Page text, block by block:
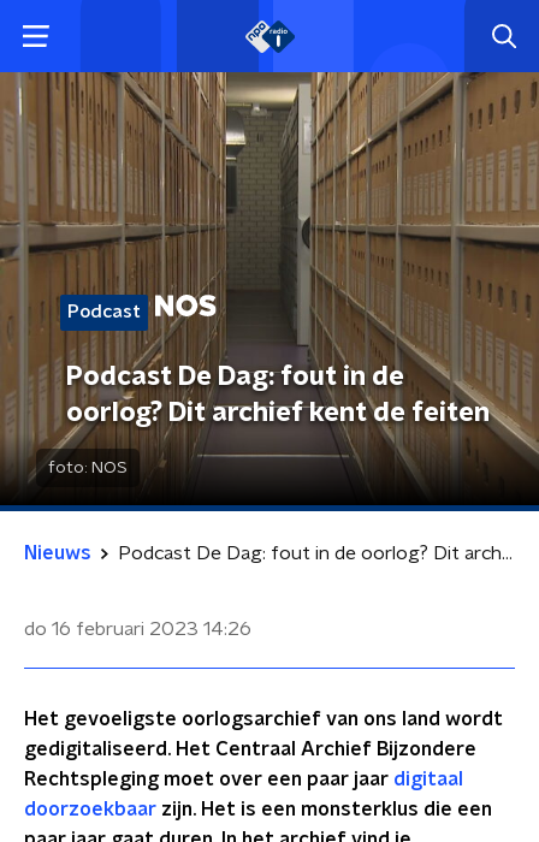
Podcast
Podcast De Dag: fout in de
oorlog? Dit archief kent de feiten
foto: NOS
Nieuws Podcast De Dag: fout in de oorlog? Dit archief kent de feiten
do 16 februari 2023 14:26
Het gevoeligste oorlogsarchief van ons land wordt
gedigitaliseerd. Het Centraal Archief Bijzondere
Rechtspleging moet over een paar jaar digitaal
doorzoekbaar zijn. Het is een monsterklus die een